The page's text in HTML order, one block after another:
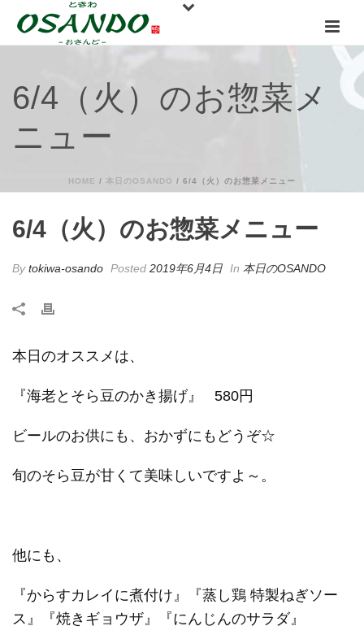
6/4（火）のお惣菜メ
ニュー
HOME / 本日のOSANDO / 6/4（火）のお惣菜メニュー
6/4（火）のお惣菜メニュー
Bytokiwa-osando Posted 2019年6月4日 In 本日のOSANDO
本日のオススメは、
『海老とそら豆のかき揚げ』 580円
ビールのお供にも、おかずにもどうぞ☆
旬のそら豆が甘くて美味しいですよ～。
他にも、
『からすカレイに煮付け』『蒸し鶏 特製ねぎソー
ス』『焼きギョウザ』『にんじんのサラダ』